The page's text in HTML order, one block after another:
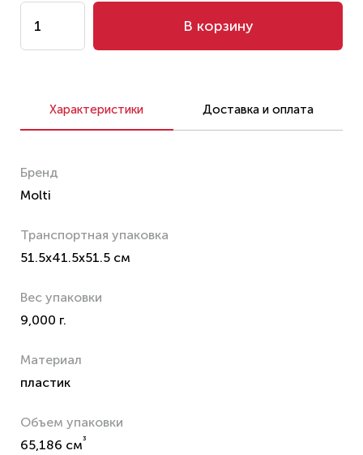
В корзину
Характеристики Доставка и оплата
Бренд
Molti
Транспортная упаковка
51.5x41.5x51.5 см
Вес упаковки
9,000 г.
Материал
пластик
Объем упаковки
65,186 см³